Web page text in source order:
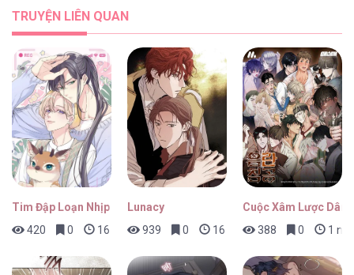
TRUYỆN LIÊN QUAN
Tim Đập Loạn Nhịp
420
0 16 giờ trước
Lunacy
939
0 16 giờ trước
Cuộc Xâm Lược
388
0 1